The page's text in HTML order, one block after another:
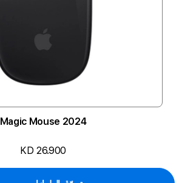
Magic Mouse 2024
KD 26.900